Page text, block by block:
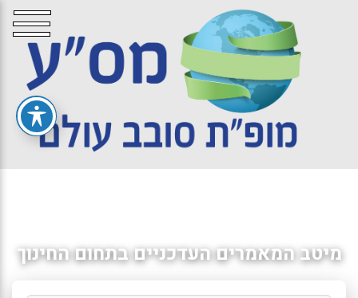
מיטב המאמרים העדכניים בתחום החינוך